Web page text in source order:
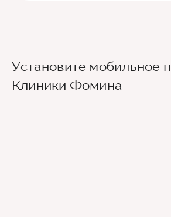
Из международного аэропорта
можно добраться на такси или
Установите мобильное
Клиники Фомина